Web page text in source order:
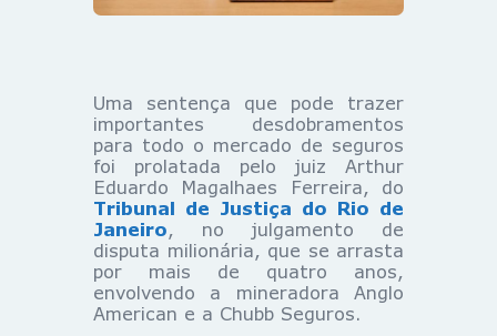
Uma sentença que pode trazer
importantes desdobramentos
para todo o mercado de seguros
foi prolatada pelo juiz Arthur
Eduardo Magalhaes Ferreira, do
Tribunal de Justiça do Rio de
Janeiro , no julgamento de
disputa milionária, que se arrasta
por mais de quatro anos,
envolvendo a mineradora Anglo
American e a Chubb Seguros.